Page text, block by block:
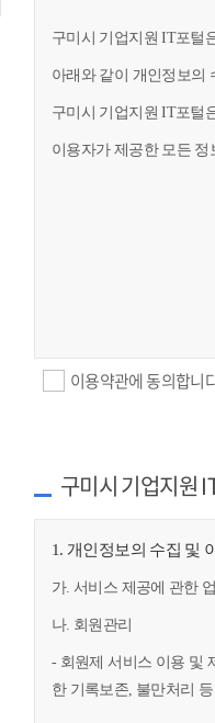
구미시 기업지원 IT포털
아래와 같이 개인정보의
구미시 기업지원 IT포털
이용자가 제공한 모든
이용약관에 동의합니
구미시 기업지원
1. 개인정보의 수집 및
가. 서비스 제공에 관한
나. 회원관리
- 회원제 서비스 이용 및
한 기록보존, 불만처리